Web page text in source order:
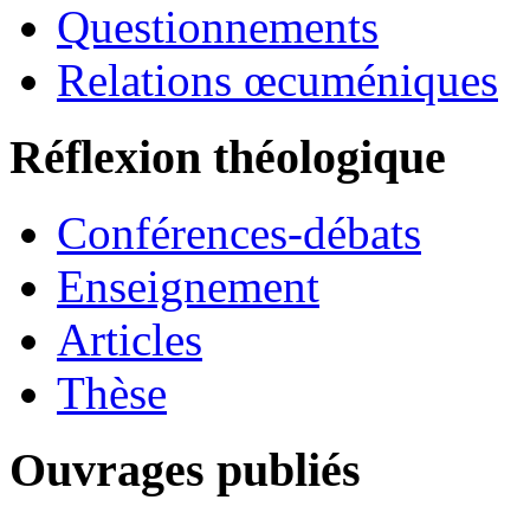
Questionnements
Relations œcuméniques
Réflexion théologique
Conférences-débats
Enseignement
Articles
Thèse
Ouvrages publiés